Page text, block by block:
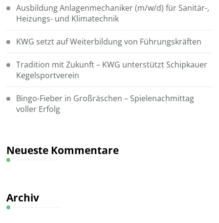
Ausbildung Anlagenmechaniker (m/w/d) für Sanitär-,
Heizungs- und Klimatechnik
KWG setzt auf Weiterbildung von Führungskräften
Tradition mit Zukunft – KWG unterstützt Schipkauer
Kegelsportverein
Bingo-Fieber in Großräschen – Spielenachmittag
voller Erfolg
Neueste Kommentare
Archiv